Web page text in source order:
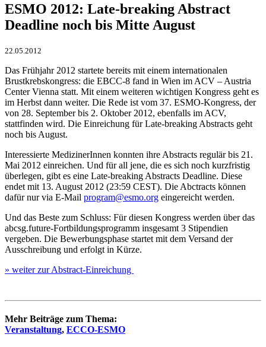
ESMO 2012: Late-breaking Abstract
Deadline noch bis Mitte August
22.05.2012
Das Frühjahr 2012 startete bereits mit einem internationalen
Brustkrebskongress: die EBCC-8 fand in Wien im ACV – Austria
Center Vienna statt. Mit einem weiteren wichtigen Kongress geht es
im Herbst dann weiter. Die Rede ist vom 37. ESMO-Kongress, der
von 28. September bis 2. Oktober 2012, ebenfalls im ACV,
stattfinden wird. Die Einreichung für Late-breaking Abstracts geht
noch bis August.
Interessierte MedizinerInnen konnten ihre Abstracts regulär bis 21.
Mai 2012 einreichen. Und für all jene, die es sich noch kurzfristig
überlegen, gibt es eine Late-breaking Abstracts Deadline. Diese
endet mit 13. August 2012 (23:59 CEST). Die Abctracts können
dafür nur via E-Mail program@esmo.org eingereicht werden.
Und das Beste zum Schluss: Für diesen Kongress werden über das
abcsg.future-Fortbildungsprogramm insgesamt 3 Stipendien
vergeben. Die Bewerbungsphase startet mit dem Versand der
Ausschreibung und erfolgt in Kürze.
» weiter zur Abstract-Einreichung
Mehr Beiträge zum Thema:
Veranstaltung, ECCO-ESMO